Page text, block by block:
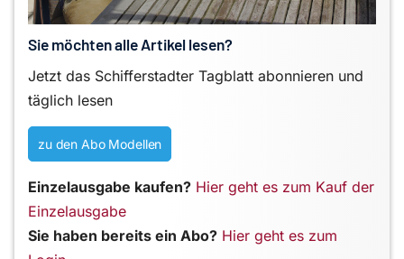
Sie möchten alle Artikel lesen?
Jetzt das Schifferstadter Tagblatt abonnieren und
täglich lesen
zu den Abo Modellen
Einzelausgabe kaufen? Hier geht es zum Kauf der
Einzelausgabe
Sie haben bereits ein Abo? Hier geht es zum